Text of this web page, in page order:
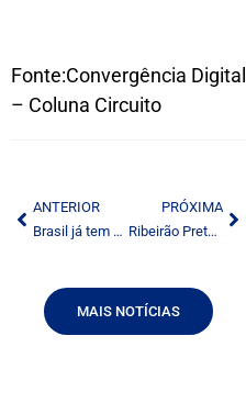
Fonte:Convergência Digital
– Coluna Circuito
ANTERIOR
Brasil já tem condições de decidir padrão de rádio digital, diz especialista
PRÓXIMA
Ribeirão Preto estreia TV digital na quinta
MAIS NOTÍCIAS